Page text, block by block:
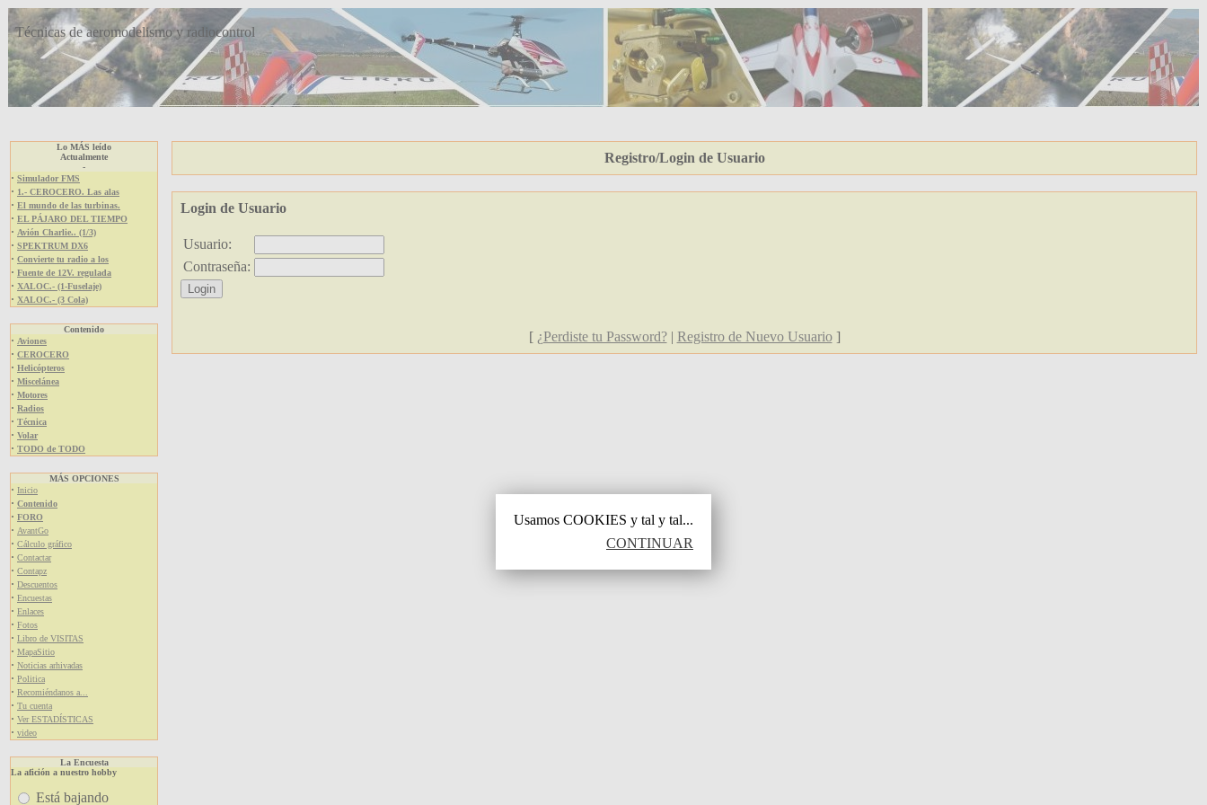
Técnicas de aeromodelismo y radiocontrol
Lo MÁS leído
Actualmente
-
· Simulador FMS
· 1.- CEROCERO. Las alas
· El mundo de las turbinas.
· EL PÁJARO DEL TIEMPO
· Avión Charlie.. (1/3)
· SPEKTRUM DX6
· Convierte tu radio a los
· Fuente de 12V. regulada
· XALOC.- (1-Fuselaje)
· XALOC.- (3 Cola)
Contenido
· Aviones
· CEROCERO
· Helicópteros
· Miscelánea
· Motores
· Radios
· Técnica
· Volar
· TODO de TODO
MÁS OPCIONES
· Inicio
· Contenido
· FORO
· AvantGo
· Cálculo gráfico
· Contactar
· Contapz
· Descuentos
· Encuestas
· Enlaces
· Fotos
· Libro de VISITAS
· MapaSitio
· Noticias arhivadas
· Politica
· Recomiéndanos a...
· Tu cuenta
· Ver ESTADÍSTICAS
· video
La Encuesta
La afición a nuestro hobby
Está bajando
Registro/Login de Usuario
Login de Usuario
Usuario:
Contraseña:
[ ¿Perdiste tu Password?| Registro de Nuevo Usuario]
Usamos COOKIES y tal y tal...
CONTINUAR